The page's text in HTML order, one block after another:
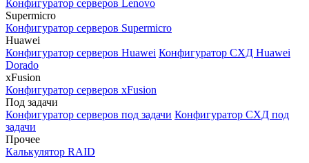
Конфигуратор серверов Lenovo
Supermicro
Конфигуратор серверов Supermicro
Huawei
Конфигуратор серверов Huawei Конфигуратор СХД Huawei
Dorado
xFusion
Конфигуратор серверов xFusion
Под задачи
Конфигуратор серверов под задачи Конфигуратор СХД под
задачи
Прочее
Калькулятор RAID